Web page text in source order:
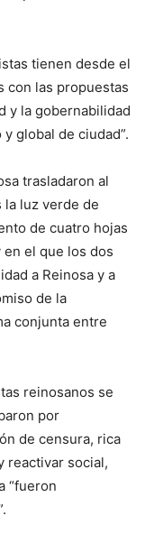
tienen desde el
con las propuestas
y la gobernabilidad
global de ciudad”.
trasladaron al
la luz verde de
de cuatro hojas
el que los dos
a Reinosa y a
de la
conjunta entre
reinosanos se
por
de censura, rica
reactivar social,
“fueron